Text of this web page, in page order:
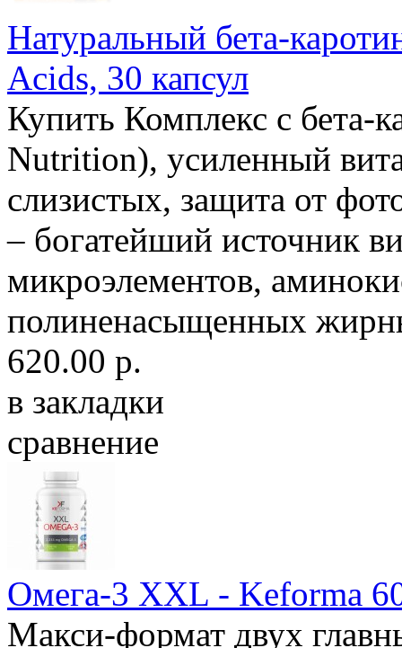
Натуральный бета-
Acids, 30 капсул
Купить Комплекс с бета-
Nutrition), усиленный
слизистых, защита от
– богатейший источник
микроэлементов,
полиненасыщенных
620.00 р.
в закладки
сравнение
Омега-3 XXL - Keforma
Макси-формат двух